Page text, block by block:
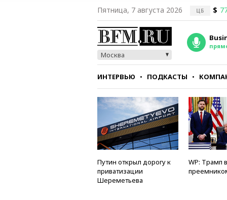
Пятница, 7 августа 2026 ЦБ $
Москва
ИНТЕРВЬЮ ПОДКАСТЫ
СТИЛЬ ТЕСТЫ
Путин открыл дорогу к
приватизации
Шереметьева
WP: Трамп